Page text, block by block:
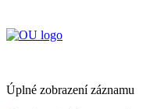
Úplné zobrazení záznamu